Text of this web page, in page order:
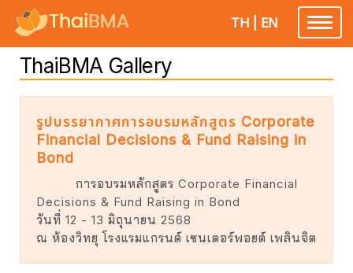
Toggle
TH EN
ThaiBMA Gallery
รูปบรรยากาศการอบรมหลักสูตร Corporate
Financial Decisions & Fund Raising in
Bond
การอบรมหลักสูตร Corporate Financial
Decisions & Fund Raising in Bond
วันที่ 12 - 13 มิถุนายน 2568
ณ ห้องวิทยุ โรงแรมแกรนด์ เซนเตอร์พอยต์ เพลินจิต